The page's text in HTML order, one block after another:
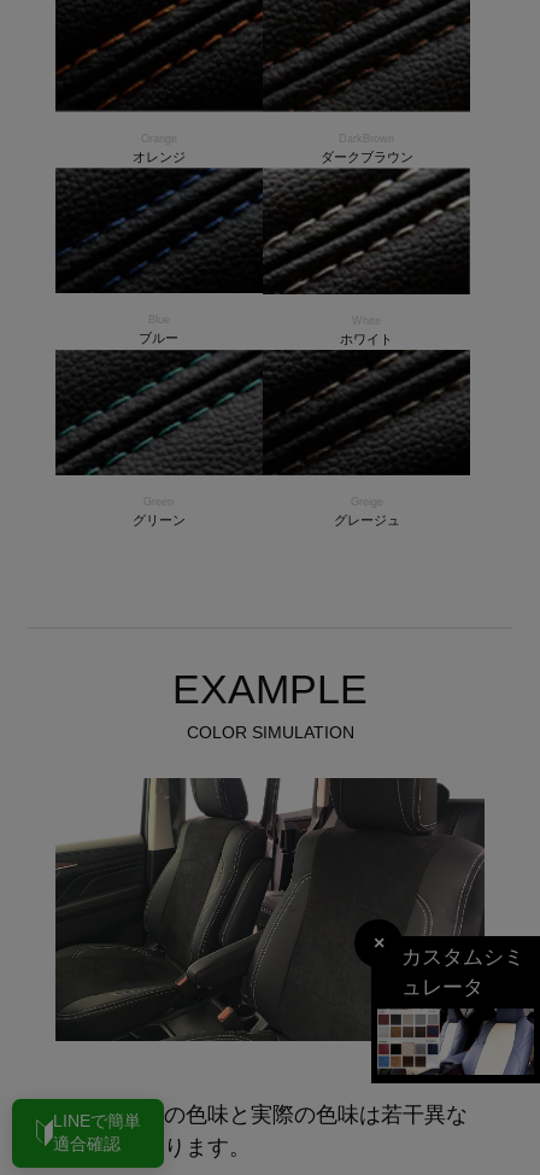
×
カスタムシミ
ュレータ
オレンジ
DarkBrown
ダークブラウン
ブルー
White
ホワイト
Green
グリーン
Greige
グレージュ
EXAMPLE
COLOR SIMULATION
※モニターの色味と実際の色味は若干異な
ることがあります。
LINEで簡単
適合確認